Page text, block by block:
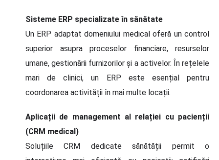
Sisteme ERP specializate în sănătate
Un ERP adaptat domeniului medical oferă un control
superior asupra proceselor financiare, resurselor
umane, gestionării furnizorilor și a activelor. În rețelele
mari de clinici, un ERP este esențial pentru
coordonarea activității în mai multe locații.
Aplicații de management al relației cu pacienții
(CRM medical)
Soluțiile CRM dedicate sănătății permit o